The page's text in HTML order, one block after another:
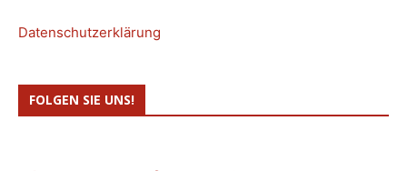
Datenschutzerklärung
FOLGEN SIE UNS!